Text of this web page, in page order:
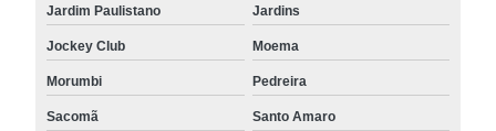
Jardim Paulistano Jardins
Jockey Club Moema
Morumbi Pedreira
Sacomã Santo Amaro